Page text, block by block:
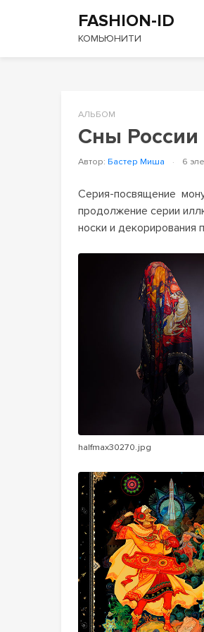
FASHION-ID
КОМЬЮНИТИ
АЛЬБОМ
Сны России
Автор: Бастер Миша · 6
Серия-посвящение
продолжение серии
носки и декорирования
halfmax30270.jpg